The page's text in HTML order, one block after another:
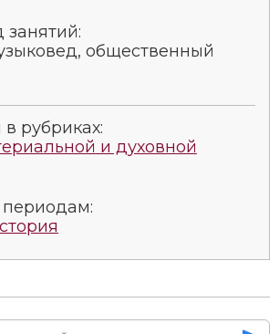
об­щественный
в рубриках:
и духовной
периодам: